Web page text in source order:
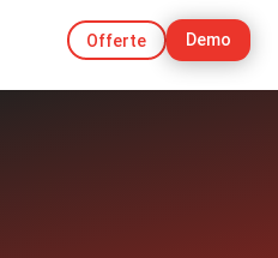
Offerte Demo